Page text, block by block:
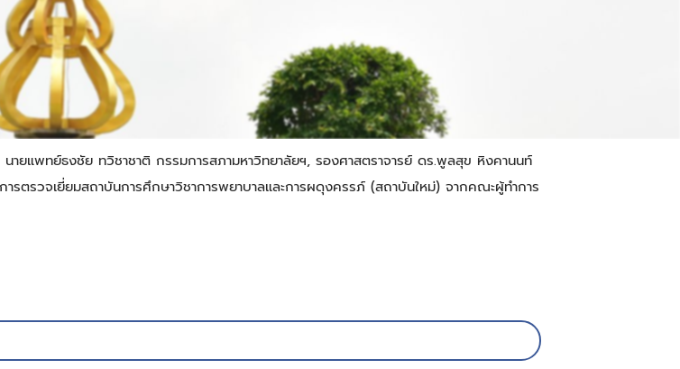
แพทย์ธงชัย ทวิชาชาติ กรรมการสภามหาวิทยาลัยฯ, รองศาสตราจารย์ ดร.พูลสุข หิงคานนท์
วจเยี่ยมสถาบันการศึกษาวิชาการพยาบาลและการผดุงครรภ์ (สถาบันใหม่) จากคณะผู้ทำการ